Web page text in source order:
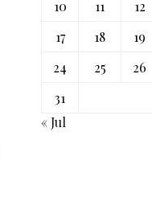
10
11 12
17
18 19
24
25 26
31
« Jul